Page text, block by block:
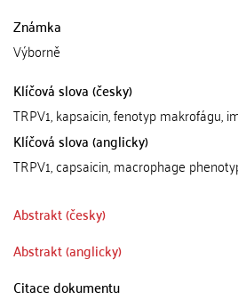
Známka
Výborně
Klíčová slova (česky)
TRPV1, kapsaicin, fenotyp makrofágu,
Klíčová slova (anglicky)
TRPV1, capsaicin, macrophage
Abstrakt (česky)
Abstrakt (anglicky)
Citace dokumentu